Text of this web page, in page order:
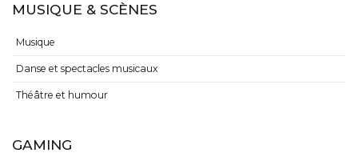
MUSIQUE & SCÈNES
Musique
Danse et spectacles musicaux
Théâtre et humour
GAMING